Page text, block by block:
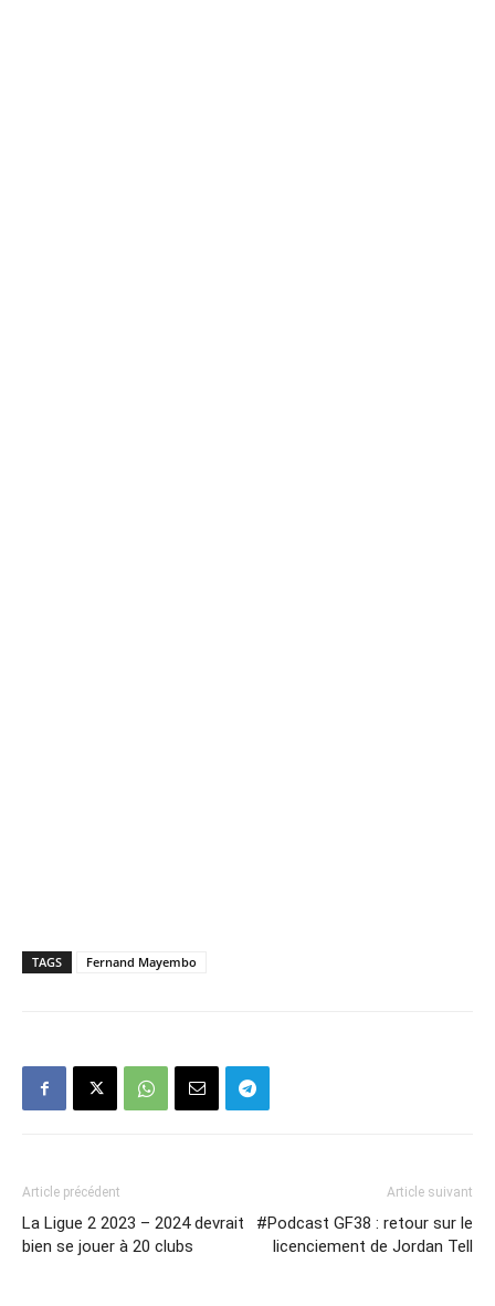
TAGS Fernand Mayembo
Article précédent
La Ligue 2 2023 – 2024 devrait
bien se jouer à 20 clubs
Article suivant
#Podcast GF38 : retour sur le
licenciement de Jordan Tell